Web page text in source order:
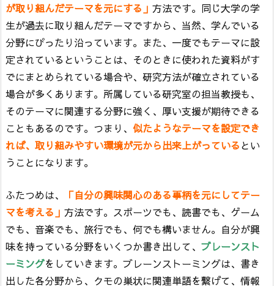
が取り組んだテーマを元にする」 方法です。同じ大学の学
生が過去に取り組んだテーマですから、当然、学んでいる
分野にぴったり沿っています。また、一度でもテーマに設
定されているということは、そのときに使われた資料がす
でにまとめられている場合や、研究方法が確立されている
場合が多くあります。所属している研究室の担当教授も、
そのテーマに関連する分野に強く、厚い支援が期待できる
こともあるのです。つまり、 似たようなテーマを設定でき
れば、取り組みやすい環境が元から出来上がっているとい
うことになります。
ふたつめは、
「自分の興味関心のある事柄を元にしてテー
マを考える」 方法です。スポーツでも、読書でも、ゲーム
でも、音楽でも、旅行でも、何でも構いません。自分が興
味を持っている分野をいくつか書き出して、 ブレーンスト
ーミングをしていきます。ブレーンストーミングは、書き
出した各分野から、クモの巣状に関連単語を繋げて、情報